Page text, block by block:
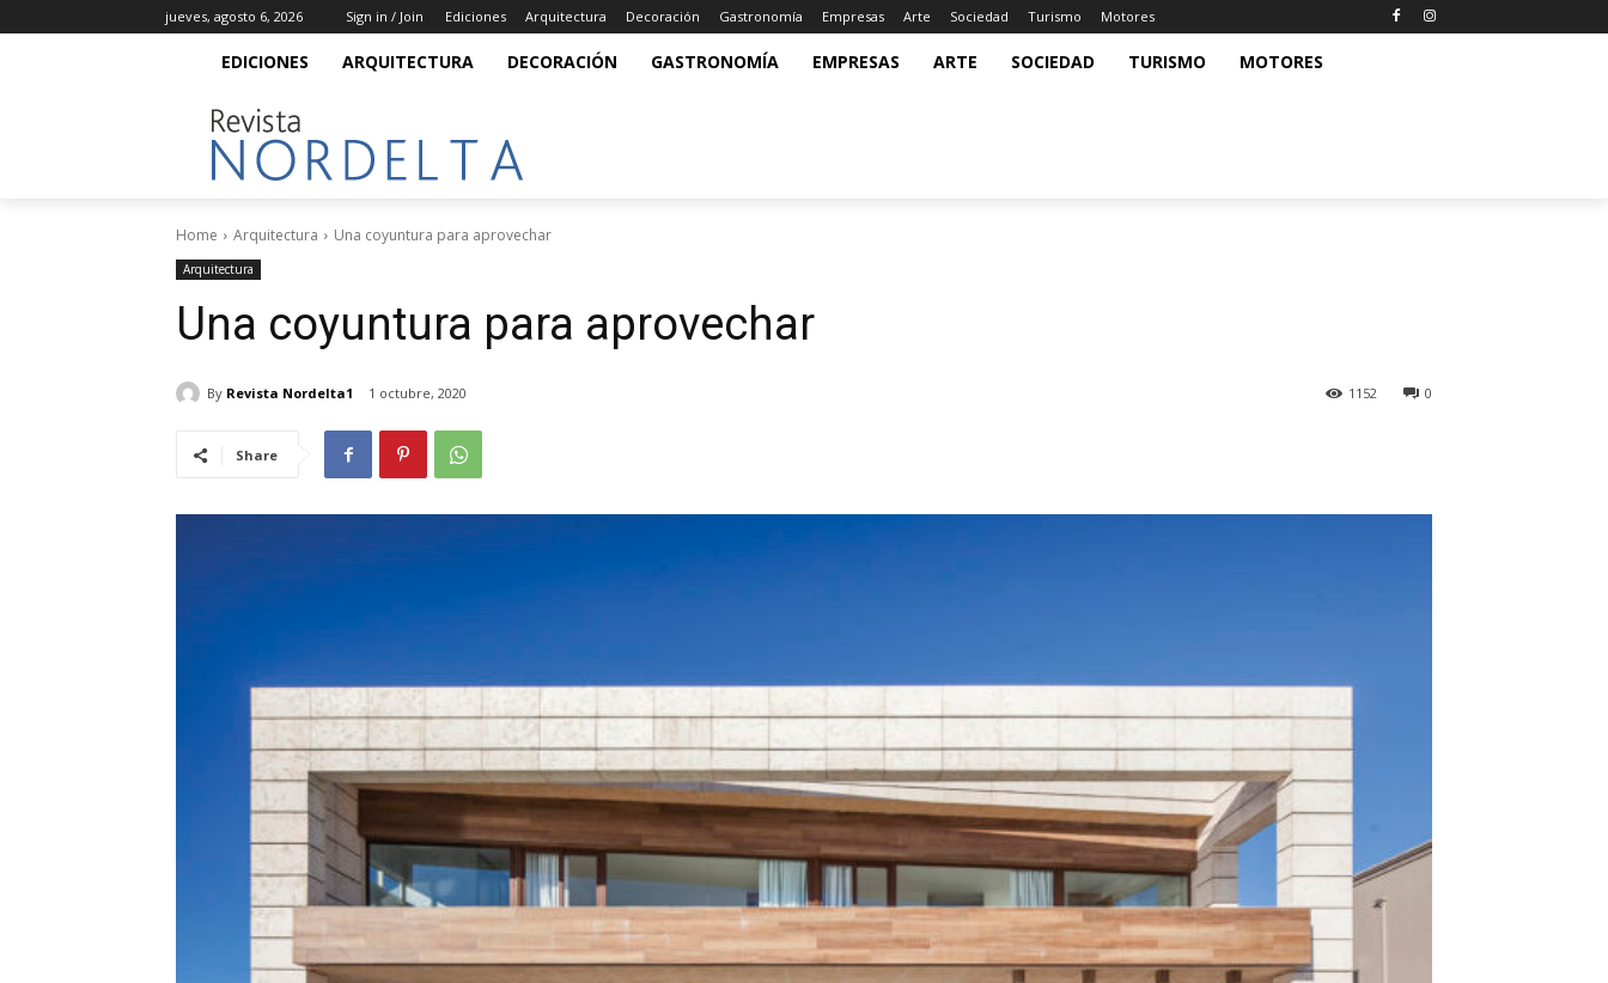
jueves, agosto 6, 2026 Sign in / Join Ediciones Arquitectura Decoración Gastronomía Empresas Arte Sociedad Turismo Motores
EDICIONES ARQUITECTURA DECORACIÓN GASTRONOMÍA EMPRESAS ARTE SOCIEDAD TURISMO MOTORES
Home Arquitectura Una coyuntura para aprovechar
Arquitectura
Una coyuntura para aprovechar
By Revista Nordelta1 1 octubre, 2020 0
1152
Share